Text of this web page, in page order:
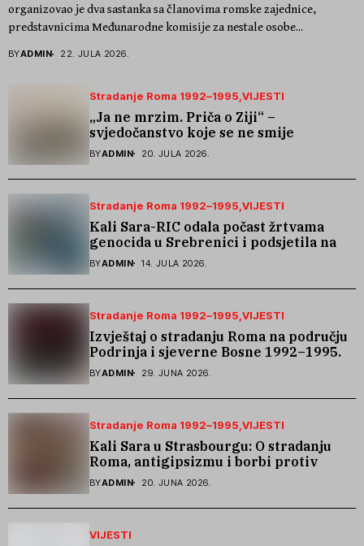
organizovao je dva sastanka sa članovima romske zajednice,
predstavnicima Međunarodne komisije za nestale osobe...
BYADMIN 22. JULA 2026.
Stradanje Roma 1992–1995 VIJESTI
„Ja ne mrzim. Priča o Ziji“ –
svjedočanstvo koje se ne smije
zaboraviti
BYADMIN 20. JULA 2026.
Stradanje Roma 1992–1995 VIJESTI
Kali Sara-RIC odala počast žrtvama
genocida u Srebrenici i podsjetila na
stradanje Roma iz Skočića
BYADMIN 14. JULA 2026.
Stradanje Roma 1992–1995 VIJESTI
Izvještaj o stradanju Roma na području
Podrinja i sjeverne Bosne 1992–1995.
godine
BYADMIN 29. JUNA 2026.
Stradanje Roma 1992–1995 VIJESTI
Kali Sara u Strasbourgu: O stradanju
Roma, antigipsizmu i borbi protiv
govora mržnje
BYADMIN 20. JUNA 2026.
VIJESTI